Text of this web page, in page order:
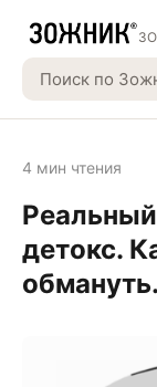
4 мин чтения
детокс.
обмануть.